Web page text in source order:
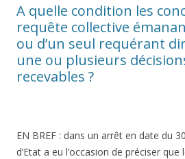
A quelle condition les
requête collective
ou d’un seul requérant
une ou plusieurs
recevables ?
EN BREF : dans un arrêt en date du
d’Etat a eu l’occasion de préciser que